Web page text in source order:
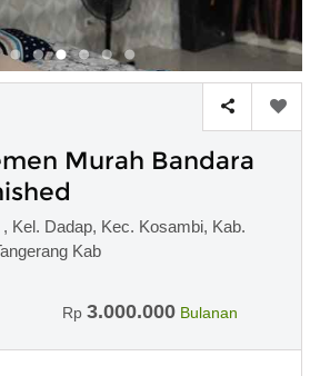
Murah Bandara
Kel. Dadap, Kec. Kosambi, Kab.
Kab
Rp 3.000.000 Bulanan